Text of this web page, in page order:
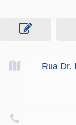
Rua Dr.